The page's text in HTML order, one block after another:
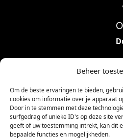
Beheer
Om de beste ervaringen te bieden,
cookies om informatie over je apparaat
Door in te stemmen met deze
surfgedrag of unieke ID's op deze site
geeft of uw toestemming intrekt, kan dit
bepaalde functies en mogelijkheden.